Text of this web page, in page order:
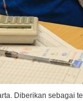
Diberikan sebagai